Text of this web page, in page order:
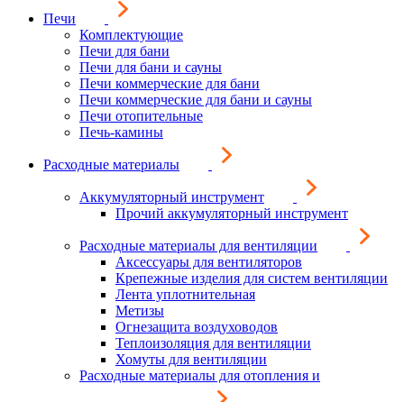
Печи
Комплектующие
Печи для бани
Печи для бани и сауны
Печи коммерческие для бани
Печи коммерческие для бани и сауны
Печи отопительные
Печь-камины
Расходные материалы
Аккумуляторный инструмент
Прочий аккумуляторный инструмент
Расходные материалы для вентиляции
Аксессуары для вентиляторов
Крепежные изделия для систем вентиляции
Лента уплотнительная
Метизы
Огнезащита воздуховодов
Теплоизоляция для вентиляции
Хомуты для вентиляции
Расходные материалы для отопления и